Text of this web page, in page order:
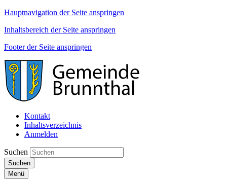
Hauptnavigation der Seite anspringen
Inhaltsbereich der Seite anspringen
Footer der Seite anspringen
Kontakt
Inhaltsverzeichnis
Anmelden
Suchen
Suchen
Menü